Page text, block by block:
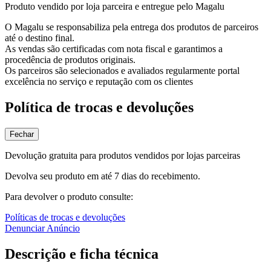
Produto vendido por loja parceira e entregue pelo Magalu
O Magalu se responsabiliza pela entrega dos produtos de parceiros
até o destino final.
As vendas são certificadas com nota fiscal e garantimos a
procedência de produtos originais.
Os parceiros são selecionados e avaliados regularmente portal
excelência no serviço e reputação com os clientes
Política de trocas e devoluções
Fechar
Devolução gratuita para produtos vendidos por lojas parceiras
Devolva seu produto em até 7 dias do recebimento.
Para devolver o produto consulte:
Políticas de trocas e devoluções
Denunciar Anúncio
Descrição e ficha técnica